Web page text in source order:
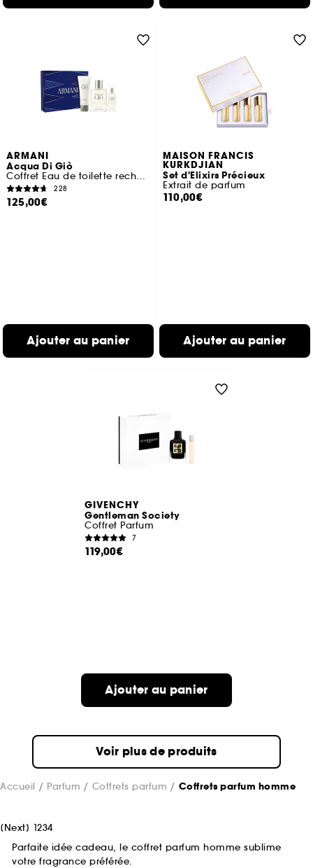
ARMANI
Acqua Di Giò
Coffret Eau de toilette rechargeable pour homme
228
125,00€
Ajouter au panier
MAISON FRANCIS
KURKDJIAN
Set d'Elixirs Précieux
Extrait de parfum
110,00€
Ajouter au panier
GIVENCHY
Gentleman Society
Coffret Parfum
7
119,00€
Ajouter au panier
Voir plus de produits
Accueil Parfum Coffrets parfum Coffrets parfum homme
[Next] 1234
Parfaite idée cadeau, le coffret parfum homme sublime
votre fragrance préférée.